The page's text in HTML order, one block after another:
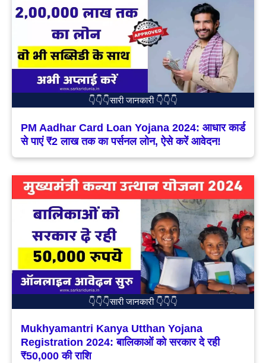
👇👇👇सारी जानकारी 👇👇👇
PM Aadhar Card Loan Yojana 2024: आधार कार्ड
से पाएं ₹2 लाख तक का पर्सनल लोन, ऐसे करें आवेदन!
👇👇👇सारी जानकारी 👇👇👇
Mukhyamantri Kanya Utthan Yojana
Registration 2024: बालिकाओं को सरकार दे रही
₹50,000 की राशि